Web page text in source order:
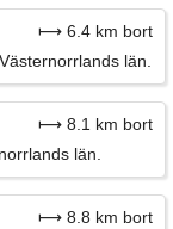
⟼ 6.4 km bort
län.
⟼ 8.1 km bort
län.
⟼ 8.8 km bort